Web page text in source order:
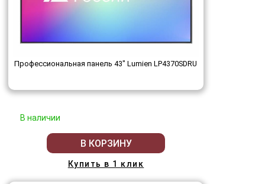
Профессиональная панель 43" Lumien LP4370SDRU
В наличии
В КОРЗИНУ
Купить в 1 клик